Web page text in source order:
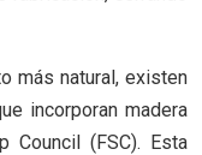
más natural, existen
incorporan madera
Council (FSC). Esta